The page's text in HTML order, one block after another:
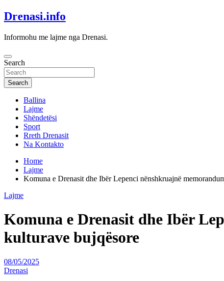
Skip
to
Drenasi.info
Informohu me lajme nga Drenasi.
Search
Search
Ballina
Lajme
Shëndetësi
Sport
Rreth Drenasit
Na Kontakto
Home
Lajme
Komuna e Drenasit dhe Ibër Lepenci nënshkruajnë
Lajme
Komuna e Drenasit dhe Ibër
kulturave bujqësore
08/05/2025
Drenasi